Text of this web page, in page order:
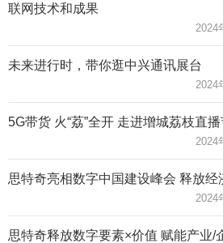
联网技术和成果
2024
未来进行时，带你逛中兴通讯展台
2024
5G带货 火“荔”全开 走进增城荔枝直
2024
思特奇亮相数字中国建设峰会 释放
2024
思特奇释放数字要素×价值 赋能产业/